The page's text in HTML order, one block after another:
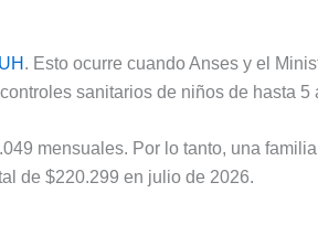
. Esto ocurre cuando Anses y el
sanitarios de niños de hasta 5
mensuales. Por lo tanto, una
de $220.299 en julio de 2026.